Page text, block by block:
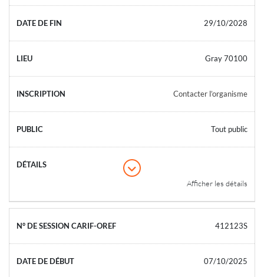
29/10/2028
Gray 70100
Contacter l’organisme
Tout public
Afficher les détails
412123S
07/10/2025